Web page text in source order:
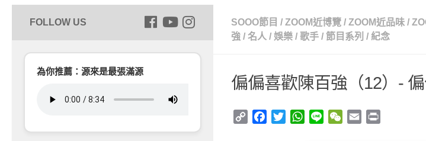
SOOO節目 / ZOOM近博覽 / ZOOM近品味 /
強 / 名人 / 娛樂 / 歌手 / 節目系列 / 紀念
偏偏喜歡陳百強（12）-
Copy
Facebook
TwitterWhatsApp
Line WeChat
Email
為你推薦：源來是最張滿源